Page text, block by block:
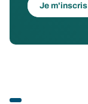
Je m'inscris